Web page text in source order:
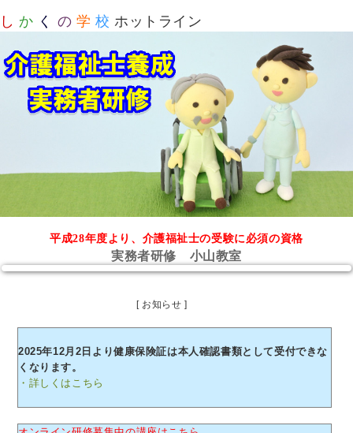
し か く の 学 校 ホットライン
平成28年度より、介護福祉士の受験に必須の資格
実務者研修 小山教室
[ お知らせ ]
2025年12月2日より健康保険証は本人確認書類として受付できな
くなります。
・詳しくはこちら